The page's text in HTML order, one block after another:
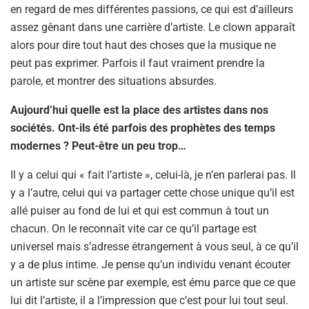
en regard de mes différentes passions, ce qui est d’ailleurs
assez gênant dans une carrière d’artiste. Le clown apparaît
alors pour dire tout haut des choses que la musique ne
peut pas exprimer. Parfois il faut vraiment prendre la
parole, et montrer des situations absurdes.
Aujourd’hui quelle est la place des artistes dans nos
sociétés. Ont-ils été parfois des prophètes des temps
modernes ? Peut-être un peu trop…
Il y a celui qui « fait l’artiste », celui-là, je n’en parlerai pas. Il
y a l’autre, celui qui va partager cette chose unique qu’il est
allé puiser au fond de lui et qui est commun à tout un
chacun. On le reconnaît vite car ce qu’il partage est
universel mais s’adresse étrangement à vous seul, à ce qu’il
y a de plus intime. Je pense qu’un individu venant écouter
un artiste sur scène par exemple, est ému parce que ce que
lui dit l’artiste, il a l’impression que c’est pour lui tout seul.